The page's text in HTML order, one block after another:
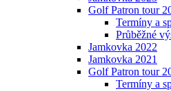
Golf Patron tour
Termíny a
Průběžné
Jamkovka 2022
Jamkovka 2021
Golf Patron tour
Termíny a